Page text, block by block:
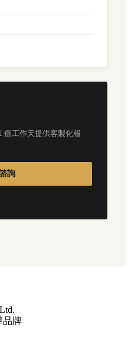
個工作天提供客製化報
詢
品牌